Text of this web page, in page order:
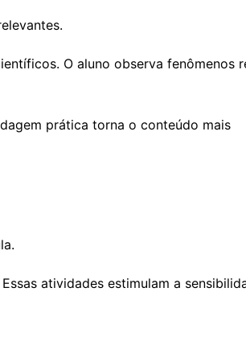
O aluno observa fenômenos
prática torna o conteúdo mais
atividades estimulam a